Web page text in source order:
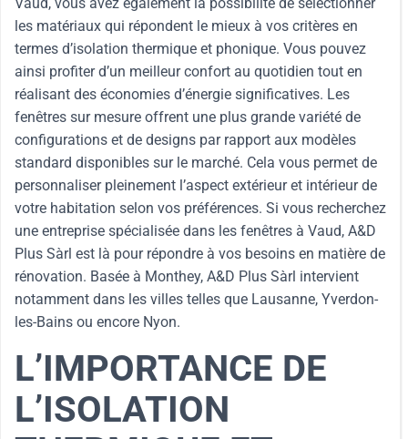
les matériaux qui répondent le mieux à vos critères en
termes d’isolation thermique et phonique. Vous pouvez
ainsi profiter d’un meilleur confort au quotidien tout en
réalisant des économies d’énergie significatives. Les
fenêtres sur mesure offrent une plus grande variété de
configurations et de designs par rapport aux modèles
standard disponibles sur le marché. Cela vous permet de
personnaliser pleinement l’aspect extérieur et intérieur de
votre habitation selon vos préférences. Si vous recherchez
une entreprise spécialisée dans les fenêtres à Vaud, A&D
Plus Sàrl est là pour répondre à vos besoins en matière de
rénovation. Basée à Monthey, A&D Plus Sàrl intervient
notamment dans les villes telles que Lausanne, Yverdon-
les-Bains ou encore Nyon.
L’IMPORTANCE DE
L’ISOLATION